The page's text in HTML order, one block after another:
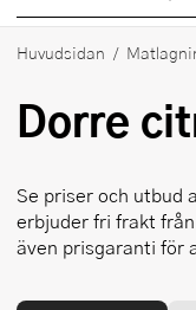
Huvudsidan
Dorre
Se priser och utbud
erbjuder fri frakt
även prisgaranti för